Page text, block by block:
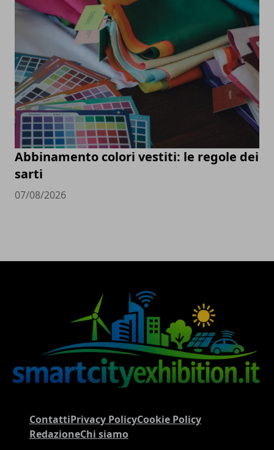
Abbinamento colori vestiti: le regole dei
sarti
07/08/2026
ContattiPrivacy PolicyCookie Policy
RedazioneChi siamo